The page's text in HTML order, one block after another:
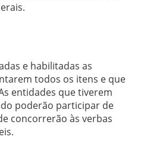
e habilitadas as
todos os itens e que
entidades que tiverem
poderão participar de
concorrerão às verbas